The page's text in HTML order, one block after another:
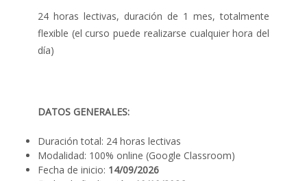
24 horas lectivas, duración de 1 mes, totalmente
flexible (el curso puede realizarse cualquier hora del
día)
DATOS GENERALES:
Duración total: 24 horas lectivas
Modalidad: 100% online (Google Classroom)
Fecha de inicio: 14/09/2026